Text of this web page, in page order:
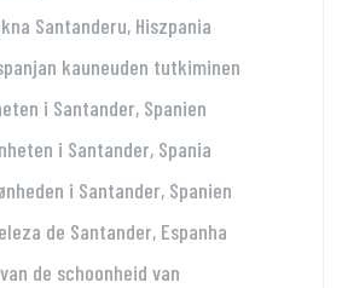
Santanderu, Hiszpania
kauneuden tutkiminen
i Santander, Spanien
i Santander, Spania
i Santander, Spanien
de Santander, Espanha
de schoonheid van